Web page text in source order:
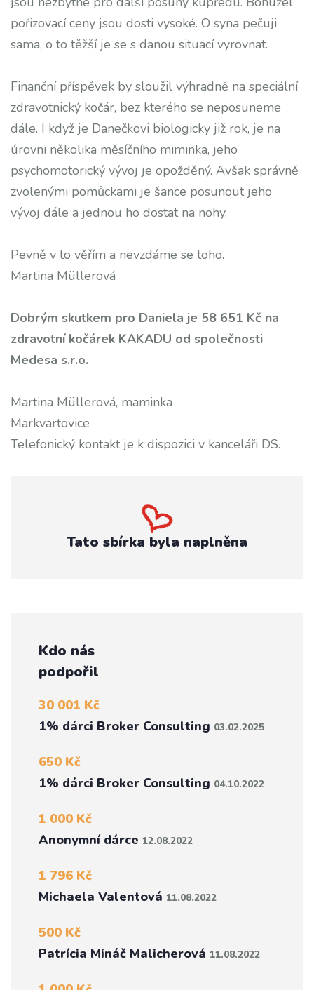
pořizovací ceny jsou dosti vysoké. O syna pečuji
sama, o to těžší je se s danou situací vyrovnat.
Finanční příspěvek by sloužil výhradně na speciální
zdravotnický kočár, bez kterého se neposuneme
dále. I když je Danečkovi biologicky již rok, je na
úrovni několika měsíčního miminka, jeho
psychomotorický vývoj je opožděný. Avšak správně
zvolenými pomůckami je šance posunout jeho
vývoj dále a jednou ho dostat na nohy.
Pevně v to věřím a nevzdáme se toho.
Martina Müllerová
Dobrým skutkem pro Daniela je 58 651 Kč na
zdravotní kočárek KAKADU od společnosti
Medesa s.r.o.
Martina Müllerová, maminka
Markvartovice
Telefonický kontakt je k dispozici v kanceláři DS.
Tato sbírka byla naplněna
Kdo nás
podpořil
30 001 Kč
1% dárci Broker Consulting 03.02.2025
650 Kč
1% dárci Broker Consulting 04.10.2022
1 000 Kč
Anonymní dárce 12.08.2022
1 796 Kč
Michaela Valentová 11.08.2022
500 Kč
Patrícia Mináč Malicherová 11.08.2022